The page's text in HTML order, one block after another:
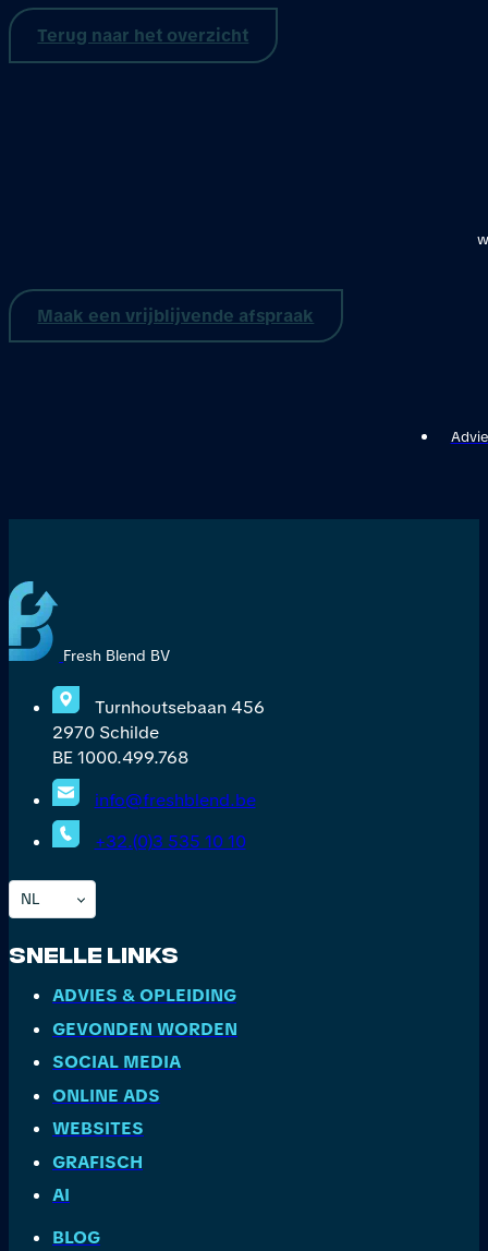
Terug naar het overzicht
Maak een vrijblijvende afspraak
Fresh Blend BV
Turnhoutsebaan 456
2970 Schilde
BE 1000.499.768
info@freshblend.be
+32.(0)3 535 10 10
NL
Snelle Links
ADVIES & OPLEIDING
GEVONDEN WORDEN
SOCIAL MEDIA
ONLINE ADS
WEBSITES
GRAFISCH
AI
BLOG